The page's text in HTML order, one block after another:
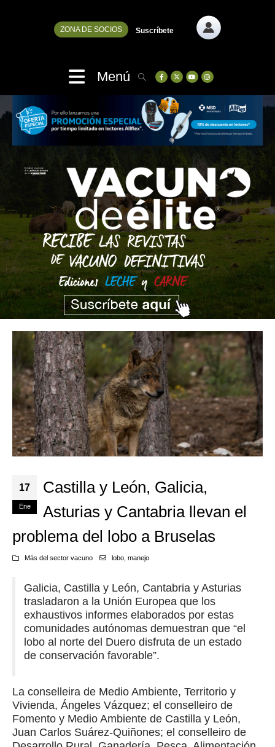
ZONA DE SOCIOS Suscríbete
Menú
17
Ene
Castilla y León, Galicia,
Asturias y Cantabria llevan el
problema del lobo a Bruselas
Más del sector vacuno lobo, manejo
Galicia, Castilla y León, Cantabria y Asturias
trasladaron a la Unión Europea que los
exhaustivos informes elaborados por estas
comunidades autónomas demuestran que “el
lobo al norte del Duero disfruta de un estado
de conservación favorable”.
La conselleira de Medio Ambiente, Territorio y
Vivienda, Ángeles Vázquez; el conselleiro de
Fomento y Medio Ambiente de Castilla y León,
Juan Carlos Suárez-Quiñones; el conselleiro de